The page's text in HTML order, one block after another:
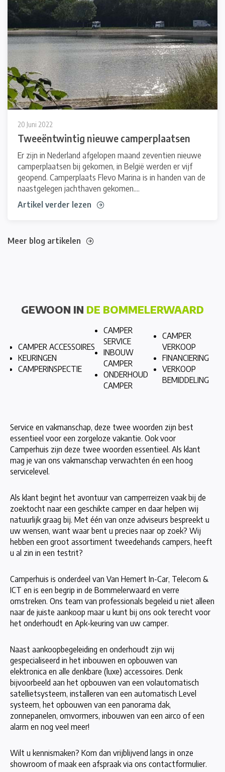
20 Juni 2022
Tweeëntwintig nieuwe camperplaatsen
Er zijn in Nederland afgelopen maand zeventien nieuwe
camperplaatsen bij gekomen, in België werden er vijf
geopend. Camperplaats Flevo Marina is in handen van de
naastgelegen jachthaven gekomen....
Artikel verder lezen
Meer blog artikelen
GEWOON IN DE BOMMELERWAARD
CAMPER ACCESSOIRES
KEURINGEN
CAMPERINSPECTIE
CAMPER
SERVICE
INBOUW
CAMPER
ONDERHOUD
CAMPER
CAMPER
VERKOOP
FINANCIERING
VERKOOP
BEMIDDELING
Service en vakmanschap, deze twee woorden zijn best
essentieel voor een zorgeloze vakantie. Ook voor
Camperhuis zijn deze twee woorden essentieel. Als klant
mag je van ons vakmanschap verwachten én een hoog
servicelevel.
Als klant begint het avontuur van camperreizen vaak bij de
zoektocht naar een geschikte camper en daar helpen wij
natuurlijk graag bij. Met één van onze adviseurs bespreekt u
uw wensen, want waar bent u precies naar op zoek? Wij
hebben een groot assortiment tweedehands campers, heeft
u al zin in een testrit?
Camperhuis is onderdeel van Van Hemert In-Car, Telecom &
ICT en is een begrip in de Bommelerwaard en verre
omstreken. Ons team van professionals begeleid u niet alleen
naar de juiste aankoop maar u kunt bij ons ook terecht voor
het onderhoudt en Apk-keuring van uw camper.
Naast aankoopbegeleiding en onderhoudt zijn wij
gespecialiseerd in het inbouwen en opbouwen van
elektronica en alle denkbare (luxe) accessoires. Denk
bijvoorbeeld aan het opbouwen van een volautomatisch
satellietsysteem, installeren van een automatisch Level
systeem, het opbouwen van een panorama dak,
zonnepanelen, omvormers, inbouwen van een airco of een
alarm en nog veel meer!
Wilt u kennismaken? Kom dan vrijblijvend langs in onze
showroom of maak een afspraak via ons contactformulier.